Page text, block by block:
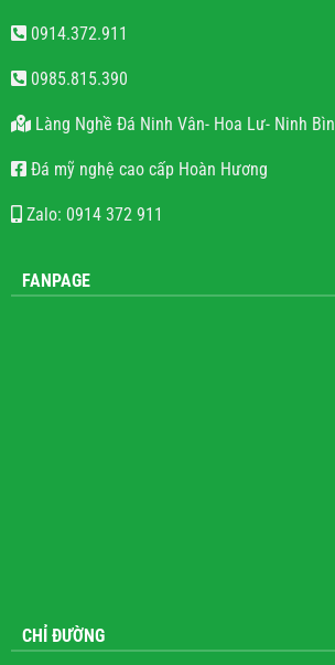
Đá Mỹ Nghệ Hoàn Hương
0914.372.911
0985.815.390
Làng Nghề Đá Ninh Vân- Hoa Lư- Ninh Bình
Đá mỹ nghệ cao cấp Hoàn Hương